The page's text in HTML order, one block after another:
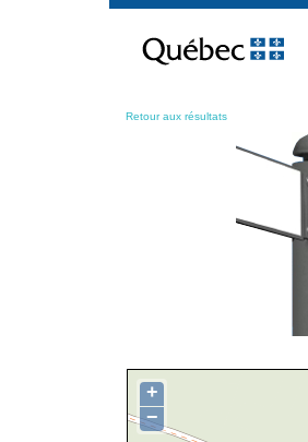
contenu
Retour aux résultats
+
−